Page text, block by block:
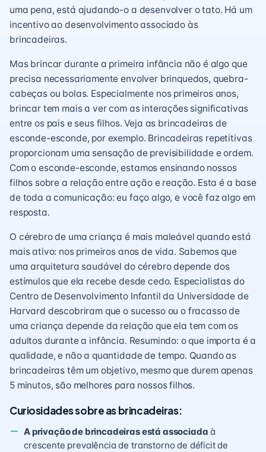
uma pena, está ajudando-o a desenvolver o tato. Há um
incentivo ao desenvolvimento associado às
brincadeiras.
Mas brincar durante a primeira infância não é algo que
precisa necessariamente envolver brinquedos, quebra-
cabeças ou bolas. Especialmente nos primeiros anos,
brincar tem mais a ver com as interações significativas
entre os pais e seus filhos. Veja as brincadeiras de
esconde-esconde, por exemplo. Brincadeiras repetitivas
proporcionam uma sensação de previsibilidade e ordem.
Com o esconde-esconde, estamos ensinando nossos
filhos sobre a relação entre ação e reação. Esta é a base
de toda a comunicação: eu faço algo, e você faz algo em
resposta.
O cérebro de uma criança é mais maleável quando está
mais ativo: nos primeiros anos de vida. Sabemos que
uma arquitetura saudável do cérebro depende dos
estímulos que ela recebe desde cedo. Especialistas do
Centro de Desenvolvimento Infantil da Universidade de
Harvard descobriram que o sucesso ou o fracasso de
uma criança depende da relação que ela tem com os
adultos durante a infância. Resumindo: o que importa é a
qualidade, e não a quantidade de tempo. Quando as
brincadeiras têm um objetivo, mesmo que durem apenas
5 minutos, são melhores para nossos filhos.
Curiosidades sobre as brincadeiras:
A privação de brincadeiras está associada à
crescente prevalência de transtorno de déficit de